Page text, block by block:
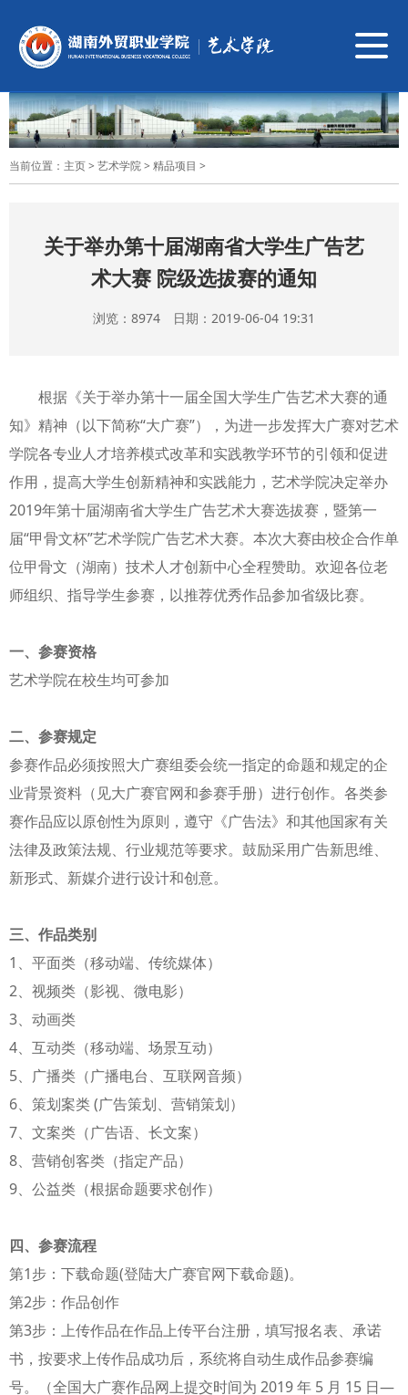
导
航
换
当前位置： 主页> 艺术学院> 精品项目 >
关于举办第十届湖南省大学生广告艺
术大赛 院级选拔赛的通知
浏览： 8974 日期：2019-06-04 19:31
根据《关于举办第十一届全国大学生广告艺术大赛的通
知》精神（以下简称“大广赛”），为进一步发挥大广赛对艺术
学院各专业人才培养模式改革和实践教学环节的引领和促进
作用，提高大学生创新精神和实践能力，艺术学院决定举办
2019年第十届湖南省大学生广告艺术大赛选拔赛，暨第一
届“甲骨文杯”艺术学院广告艺术大赛。本次大赛由校企合作单
位甲骨文（湖南）技术人才创新中心全程赞助。欢迎各位老
师组织、指导学生参赛，以推荐优秀作品参加省级比赛。
一、参赛资格
艺术学院在校生均可参加
二、参赛规定
参赛作品必须按照大广赛组委会统一指定的命题和规定的企
业背景资料（见大广赛官网和参赛手册）进行创作。各类参
赛作品应以原创性为原则，遵守《广告法》和其他国家有关
法律及政策法规、行业规范等要求。鼓励采用广告新思维、
新形式、新媒介进行设计和创意。
三、作品类别
1、平面类（移动端、传统媒体）
2、视频类（影视、微电影）
3、动画类
4、互动类（移动端、场景互动）
5、广播类（广播电台、互联网音频）
6、策划案类 (广告策划、营销策划）
7、文案类（广告语、长文案）
8、营销创客类（指定产品）
9、公益类（根据命题要求创作）
四、参赛流程
第1步：下载命题(登陆大广赛官网下载命题)。
第2步：作品创作
第3步：上传作品在作品上传平台注册，填写报名表、承诺
书，按要求上传作品成功后，系统将自动生成作品参赛编
号。（全国大广赛作品网上提交时间为 2019 年 5 月 15 日—